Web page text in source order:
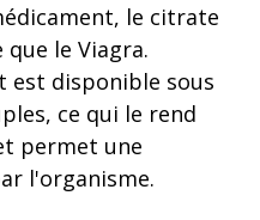
le citrate
le Viagra.
est disponible sous
ce qui le rend
permet une
l'organisme.